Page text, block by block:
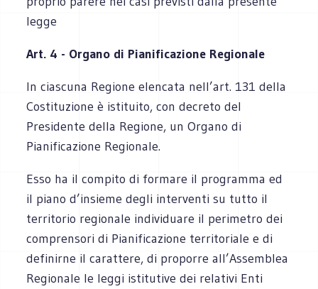
legge
Art. 4 - Organo di Pianificazione Regionale
In ciascuna Regione elencata nell’art. 131 della
Costituzione è istituito, con decreto del
Presidente della Regione, un Organo di
Pianificazione Regionale.
Esso ha il compito di formare il programma ed
il piano d’insieme degli interventi su tutto il
territorio regionale individuare il perimetro dei
comprensori di Pianificazione territoriale e di
definirne il carattere, di proporre all’Assemblea
Regionale le leggi istitutive dei relativi Enti